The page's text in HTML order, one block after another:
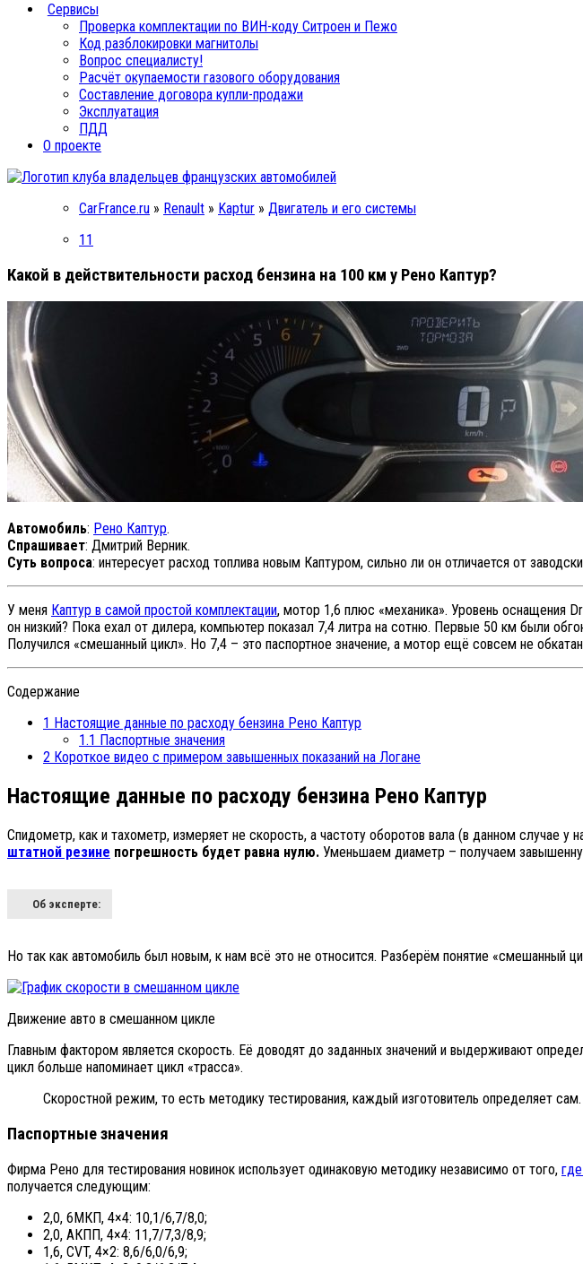
Сервисы
Проверка комплектации по ВИН-коду Ситроен и Пежо
Код разблокировки магнитолы
Вопрос специалисту!
Расчёт окупаемости газового оборудования
Составление договора купли-продажи
Эксплуатация
ПДД
О проекте
CarFrance.ru » Renault » Kaptur » Двигатель и его системы
11
Какой в действительности расход бензина на 100 км у Рено Каптур?
Автомобиль: Рено Каптур.
Спрашивает: Дмитрий Верник.
Суть вопроса: интересует расход топлива новым Каптуром, сильно ли он отличается от
У меня Каптур в самой простой комплектации, мотор 1,6 плюс «механика». Уровень оснащения
он низкий? Пока ехал от дилера, компьютер показал 7,4 литра на сотню. Первые 50 км были
Получился «смешанный цикл». Но 7,4 – это паспортное значение, а мотор ещё совсем не
Содержание
1 Настоящие данные по расходу бензина Рено Каптур
1.1 Паспортные значения
2 Короткое видео с примером завышенных показаний на Логане
Настоящие данные по расходу бензина Рено Каптур
Спидометр, как и тахометр, измеряет не скорость, а частоту оборотов вала (в данном случае
штатной резине погрешность будет равна нулю. Уменьшаем диаметр – получаем
Об эксперте:
Но так как автомобиль был новым, к нам всё это не относится. Разберём понятие «смешанный
Движение авто в смешанном цикле
Главным фактором является скорость. Её доводят до заданных значений и выдерживают
цикл больше напоминает цикл «трасса».
Скоростной режим, то есть методику тестирования, каждый изготовитель определяет
Паспортные значения
Фирма Рено для тестирования новинок использует одинаковую методику независимо от того,
получается следующим:
2,0, 6МКП, 4×4: 10,1/6,7/8,0;
2,0, АКПП, 4×4: 11,7/7,3/8,9;
1,6, CVT, 4×2: 8,6/6,0/6,9;